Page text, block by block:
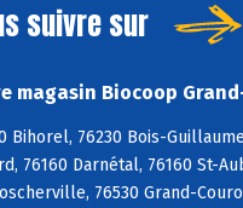
suivre sur
magasin Biocoop
Bihorel, 76230 Bois-
76160 Darnétal, 76160 St-
76530 Grand-